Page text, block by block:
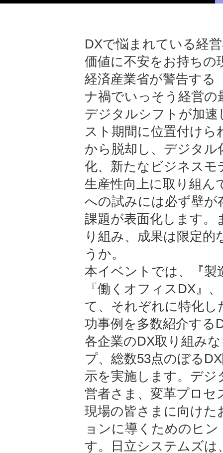
DXで悩まれている経
価値に不安をお持ちの
経済産業省が警告する
ナ禍でいっそう経営の
デジタルシフトが加速
スト期間に位置付け
から脱却し、デジタル
化、新たなビジネスモ
生産性向上に取り組ん
への試みには必ず壁が
課題が表面化します。
り組み、成果は限定
うか。
本イベントでは、『製
『働くオフィスDX』
て、それぞれに特化し
功事例を多数紹介する
各企業のDX取り組み
プ、総数53点のぼる
示を実施します。デ
営者さま、変革プロセ
現場の皆さまに向けた
ョンに導くためのヒ
す。日立システムズは